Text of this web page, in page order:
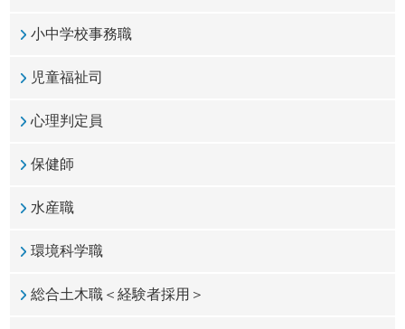
小中学校事務職
児童福祉司
心理判定員
保健師
水産職
環境科学職
総合土木職＜経験者採用＞